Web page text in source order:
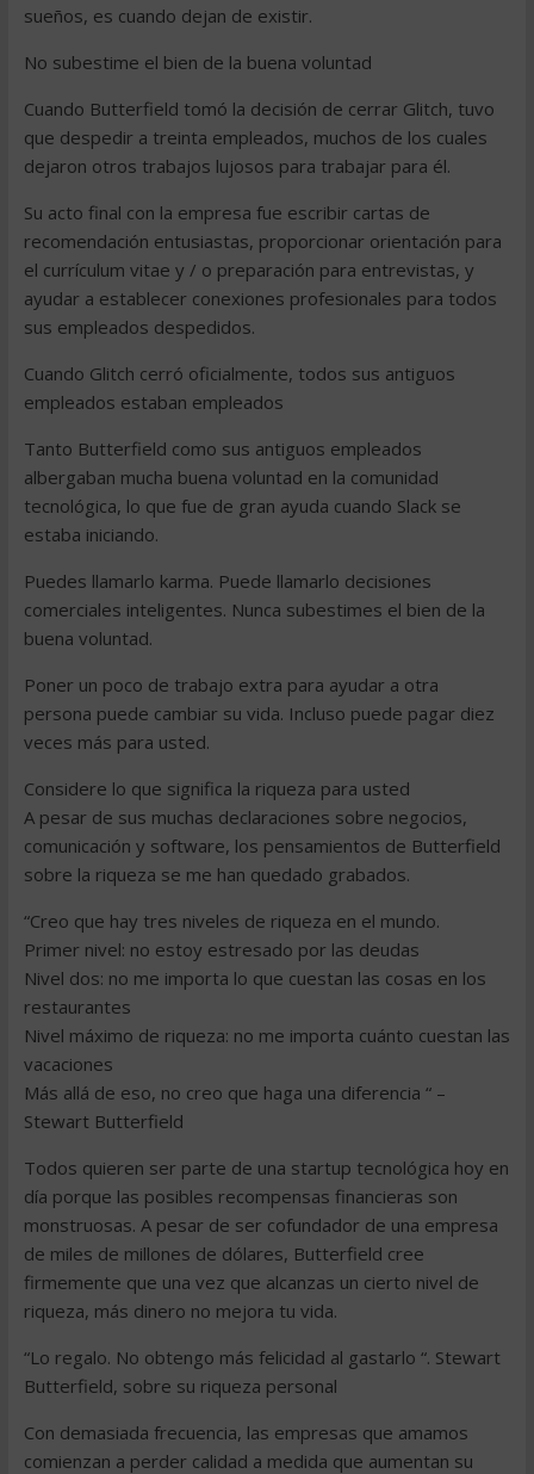
sueños, es cuando dejan de existir.
No subestime el bien de la buena voluntad
Cuando Butterfield tomó la decisión de cerrar Glitch, tuvo
que despedir a treinta empleados, muchos de los cuales
dejaron otros trabajos lujosos para trabajar para él.
Su acto final con la empresa fue escribir cartas de
recomendación entusiastas, proporcionar orientación para
el currículum vitae y / o preparación para entrevistas, y
ayudar a establecer conexiones profesionales para todos
sus empleados despedidos.
Cuando Glitch cerró oficialmente, todos sus antiguos
empleados estaban empleados
Tanto Butterfield como sus antiguos empleados
albergaban mucha buena voluntad en la comunidad
tecnológica, lo que fue de gran ayuda cuando Slack se
estaba iniciando.
Puedes llamarlo karma. Puede llamarlo decisiones
comerciales inteligentes. Nunca subestimes el bien de la
buena voluntad.
Poner un poco de trabajo extra para ayudar a otra
persona puede cambiar su vida. Incluso puede pagar diez
veces más para usted.
Considere lo que significa la riqueza para usted
A pesar de sus muchas declaraciones sobre negocios,
comunicación y software, los pensamientos de Butterfield
sobre la riqueza se me han quedado grabados.
“Creo que hay tres niveles de riqueza en el mundo.
Primer nivel: no estoy estresado por las deudas
Nivel dos: no me importa lo que cuestan las cosas en los
restaurantes
Nivel máximo de riqueza: no me importa cuánto cuestan las
vacaciones
Más allá de eso, no creo que haga una diferencia “ –
Stewart Butterfield
Todos quieren ser parte de una startup tecnológica hoy en
día porque las posibles recompensas financieras son
monstruosas. A pesar de ser cofundador de una empresa
de miles de millones de dólares, Butterfield cree
firmemente que una vez que alcanzas un cierto nivel de
riqueza, más dinero no mejora tu vida.
“Lo regalo. No obtengo más felicidad al gastarlo “. Stewart
Butterfield, sobre su riqueza personal
Con demasiada frecuencia, las empresas que amamos
comienzan a perder calidad a medida que aumentan su